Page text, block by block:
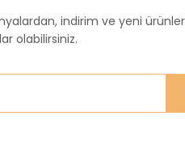
indirim ve yeni
olabilirsiniz.